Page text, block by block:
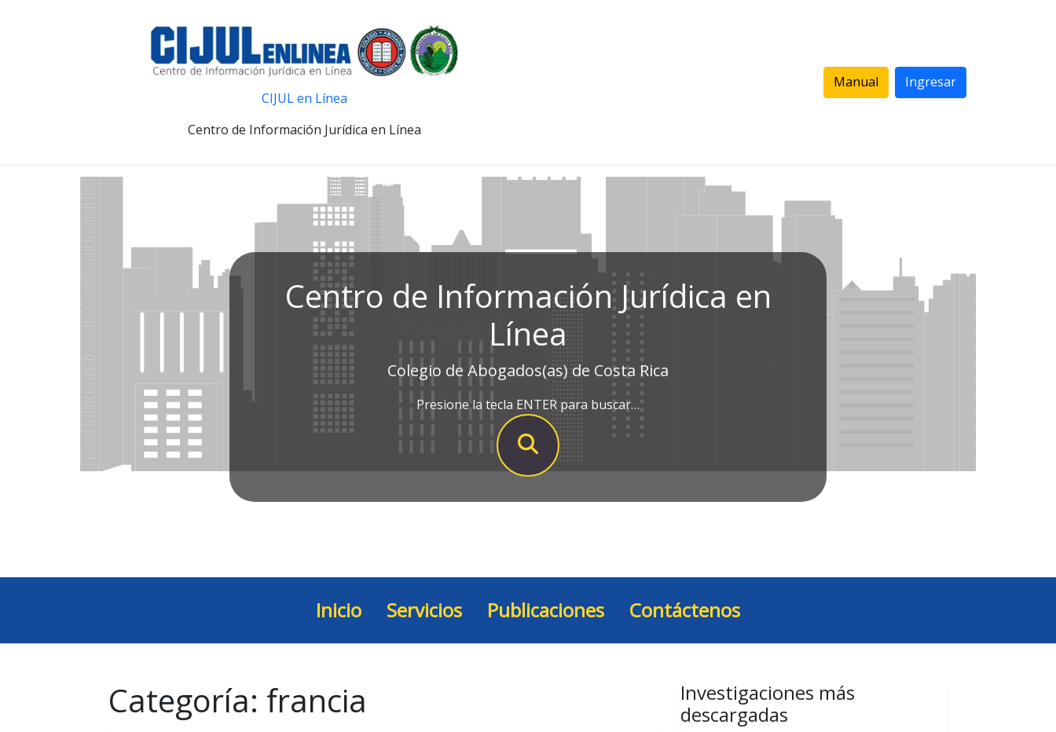
CIJUL en Línea
Centro de Información Jurídica en Línea
Manual Ingresar
Centro de Información Jurídica en
Línea
Colegio de Abogados(as) de Costa Rica
Presione la tecla ENTER para buscar…
Inicio Servicios Publicaciones Contáctenos
Categoría: francia
Investigaciones más
descargadas